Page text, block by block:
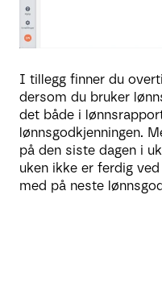
I tillegg finner du
dersom du bruker
det både i
lønnsgodkjenningen.
på den siste dagen i
uken ikke er ferdig
med på neste